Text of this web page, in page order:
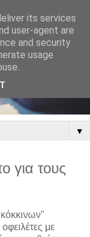
▼
για τους
με
its services
user-agent are
and security
usage